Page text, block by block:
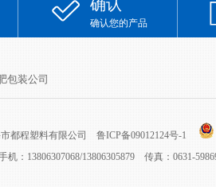
确认
确认您的产品
包装公司
市都程塑料有限公司 鲁ICP备09012124号-1
机：13806307068/13806305879 传真：0631-